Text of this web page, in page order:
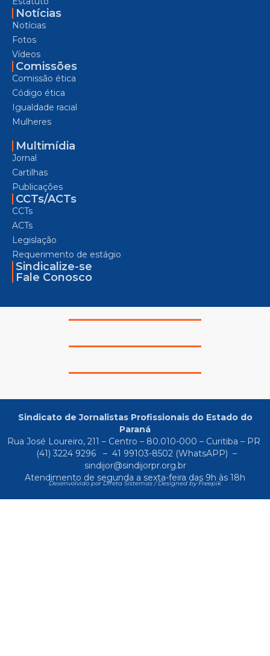
Notícias
Notícias
Fotos
Vídeos
Comissões
Comissão ética
Código ética
Igualdade racial
Mulheres
Multimídia
Jornal
Cartilhas
Publicações
CCTs/ACTs
CCTs
ACTs
Legislação
Requerimento de estágio
Sindicalize-se
Fale Conosco
Sindicato de Jornalistas Profissionais do Estado do
Paraná
Rua José Loureiro, 211 – Centro – 80.010-000 – Curitiba – PR
(41) 3224 9296
– 41 99103-8502(WhatsAPP) –
sindijor@sindijorpr.org.br
Atendimento de segunda a sexta-feira das 9h às 18h
Desenvolvido por Direta Sistemas /Designed by Freepik